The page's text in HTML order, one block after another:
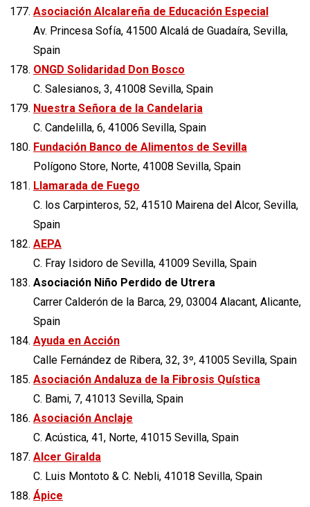
Asociación Alcalareña de Educación Especial
Av. Princesa Sofía, 41500 Alcalá de Guadaíra, Sevilla,
Spain
ONGD Solidaridad Don Bosco
C. Salesianos, 3, 41008 Sevilla, Spain
Nuestra Señora de la Candelaria
C. Candelilla, 6, 41006 Sevilla, Spain
Fundación Banco de Alimentos de Sevilla
Polígono Store, Norte, 41008 Sevilla, Spain
Llamarada de Fuego
C. los Carpinteros, 52, 41510 Mairena del Alcor, Sevilla,
Spain
AEPA
C. Fray Isidoro de Sevilla, 41009 Sevilla, Spain
Asociación Niño Perdido de Utrera
Carrer Calderón de la Barca, 29, 03004 Alacant, Alicante,
Spain
Ayuda en Acción
Calle Fernández de Ribera, 32, 3º, 41005 Sevilla, Spain
Asociación Andaluza de la Fibrosis Quística
C. Bami, 7, 41013 Sevilla, Spain
Asociación Anclaje
C. Acústica, 41, Norte, 41015 Sevilla, Spain
Alcer Giralda
C. Luis Montoto & C. Nebli, 41018 Sevilla, Spain
Ápice